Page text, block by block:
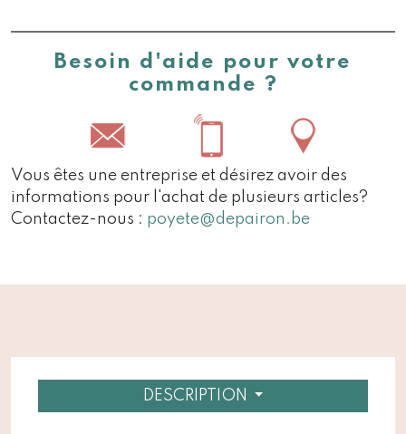
Besoin d'aide pour votre
commande ?
Vous êtes une entreprise et désirez avoir des
informations pour l'achat de plusieurs articles?
Contactez-nous : poyete@depairon.be
DESCRIPTION